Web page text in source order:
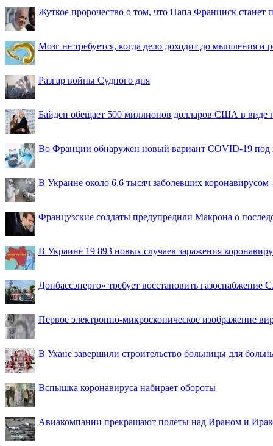
Жуткое пророчество о том, что Папа Франциск
Мозг не требуется, когда дело доходит до мышления и
Разгар войны Судного дня
Байден обещает 500 миллионов долларов США в
Во Франции обнаружен новый вариант COVID-19 под
В Украине около 6,6 тысяч заболевших коронавирусом
Французские солдаты предупредили Макрона о
В Украине 19 893 новых случаев заражения
Донбассэнерго» требует восстановить газоснабжение
Первое электронно-микроскопическое изображение
В Ухане завершили строительство больницы для
Вспышка коронавируса набирает обороты
Авиакомпании прекращают полеты над Ираном и